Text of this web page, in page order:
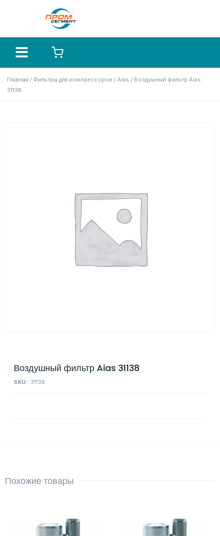
Главная / Фильтры для компрессоров / Aias / Воздушный фильтр Aias
31138
Воздушный фильтр Aias 31138
SKU : 31138
Похожие товары